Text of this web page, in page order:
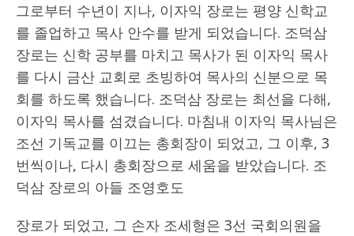
그로부터 수년이 지나, 이자익 장로는 평양 신학교
를 졸업하고 목사 안수를 받게 되었습니다. 조덕삼
장로는 신학 공부를 마치고 목사가 된 이자익 목사
를 다시 금산 교회로 초빙하여 목사의 신분으로 목
회를 하도록 했습니다. 조덕삼 장로는 최선을 다해,
이자익 목사를 섬겼습니다. 마침내 이자익 목사님은
조선 기독교를 이끄는 총회장이 되었고, 그 이후, 3
번씩이나, 다시 총회장으로 세움을 받았습니다. 조
덕삼 장로의 아들 조영호도
장로가 되었고, 그 손자 조세형은 3선 국회의원을